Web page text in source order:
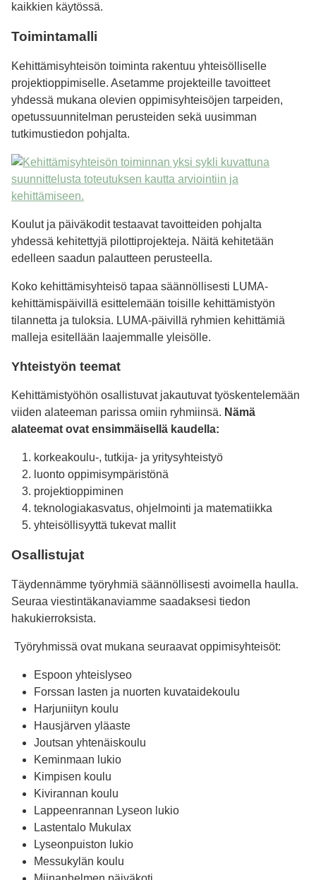
kaikkien käytössä.
Toimintamalli
Kehittämisyhteisön toiminta rakentuu yhteisölliselle
projektioppimiselle. Asetamme projekteille tavoitteet
yhdessä mukana olevien oppimisyhteisöjen tarpeiden,
opetussuunnitelman perusteiden sekä uusimman
tutkimustiedon pohjalta.
Koulut ja päiväkodit testaavat tavoitteiden pohjalta
yhdessä kehitettyjä pilottiprojekteja. Näitä kehitetään
edelleen saadun palautteen perusteella.
Koko kehittämisyhteisö tapaa säännöllisesti LUMA-
kehittämispäivillä esittelemään toisille kehittämistyön
tilannetta ja tuloksia. LUMA-päivillä ryhmien kehittämiä
malleja esitellään laajemmalle yleisölle.
Yhteistyön teemat
Kehittämistyöhön osallistuvat jakautuvat työskentelemään
viiden alateeman parissa omiin ryhmiinsä. Nämä
alateemat ovat ensimmäisellä kaudella:
korkeakoulu-, tutkija- ja yritysyhteistyö
luonto oppimisympäristönä
projektioppiminen
teknologiakasvatus, ohjelmointi ja matematiikka
yhteisöllisyyttä tukevat mallit
Osallistujat
Täydennämme työryhmiä säännöllisesti avoimella haulla.
Seuraa viestintäkanaviamme saadaksesi tiedon
hakukierroksista.
Työryhmissä ovat mukana seuraavat oppimisyhteisöt:
Espoon yhteislyseo
Forssan lasten ja nuorten kuvataidekoulu
Harjuniityn koulu
Hausjärven yläaste
Joutsan yhtenäiskoulu
Keminmaan lukio
Kimpisen koulu
Kivirannan koulu
Lappeenrannan Lyseon lukio
Lastentalo Mukulax
Lyseonpuiston lukio
Messukylän koulu